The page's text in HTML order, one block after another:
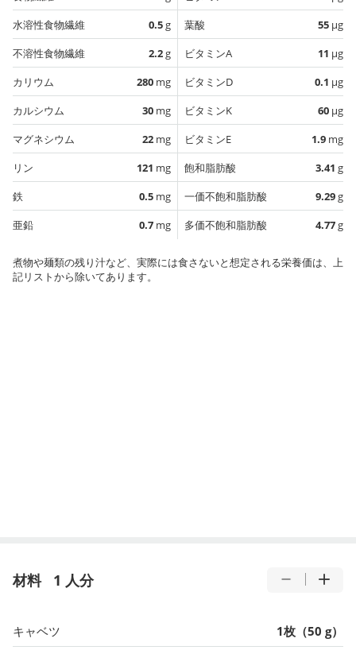
水溶性食物繊維
0.5g
不溶性食物繊維
2.2g
カリウム
280 mg
カルシウム
30 mg
マグネシウム
22 mg
リン
121 mg
鉄
0.5 mg
亜鉛
0.7 mg
葉酸
55 µg
ビタミンA
11 µg
ビタミンD
0.1 µg
ビタミンK
60 µg
ビタミンE
1.9 mg
飽和脂肪酸
3.41 g
一価不飽和脂肪酸
9.29g
多価不飽和脂肪酸
4.77g
煮物や麺類の残り汁など、実際には食さないと想定される栄養価は、上
記リストから除いてあります。
材料 1 人分
キャベツ
1枚（50 g）